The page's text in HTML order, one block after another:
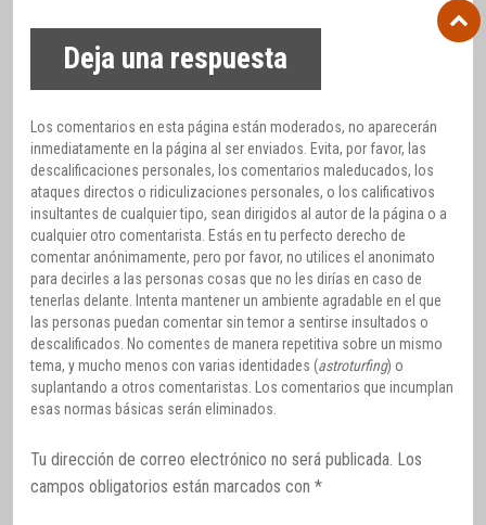
Deja una respuesta
Los comentarios en esta página están moderados, no aparecerán
inmediatamente en la página al ser enviados. Evita, por favor, las
descalificaciones personales, los comentarios maleducados, los
ataques directos o ridiculizaciones personales, o los calificativos
insultantes de cualquier tipo, sean dirigidos al autor de la página o a
cualquier otro comentarista. Estás en tu perfecto derecho de
comentar anónimamente, pero por favor, no utilices el anonimato
para decirles a las personas cosas que no les dirías en caso de
tenerlas delante. Intenta mantener un ambiente agradable en el que
las personas puedan comentar sin temor a sentirse insultados o
descalificados. No comentes de manera repetitiva sobre un mismo
tema, y mucho menos con varias identidades (astroturfing) o
suplantando a otros comentaristas. Los comentarios que incumplan
esas normas básicas serán eliminados.
Tu dirección de correo electrónico no será publicada. Los
campos obligatorios están marcados con *